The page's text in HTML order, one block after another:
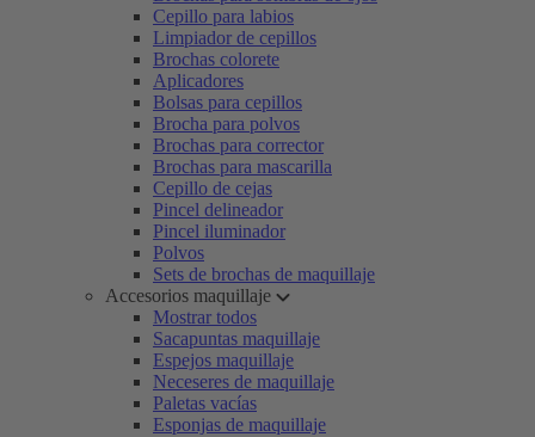
Cepillo para labios
Limpiador de cepillos
Brochas colorete
Aplicadores
Bolsas para cepillos
Brocha para polvos
Brochas para corrector
Brochas para mascarilla
Cepillo de cejas
Pincel delineador
Pincel iluminador
Polvos
Sets de brochas de maquillaje
Accesorios maquillaje
Mostrar todos
Sacapuntas maquillaje
Espejos maquillaje
Neceseres de maquillaje
Paletas vacías
Esponjas de maquillaje